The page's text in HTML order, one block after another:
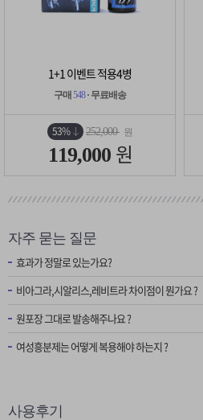
1+1 이벤트 적용4병
구매 548· 무료배송
53% 252,000 원
119,000 원
자주 묻는 질문
효과가 정말로 있는가요?
비아그라,시알리스,레비트라 차이점이 뭔가요 ?
원포장 그대로 발송해주나요 ?
여성흥분제는 어떻게 복용해야 하는지 ?
사용후기